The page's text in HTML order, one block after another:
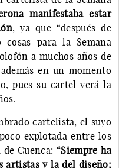
manifestaba estar
, ya que “después de
para la Semana
a muchos años de
en un momento
pues su cartel verá la
cartelista, el suyo
explotada entre los
Cuenca: “Siempre ha
artistas y la del diseño;